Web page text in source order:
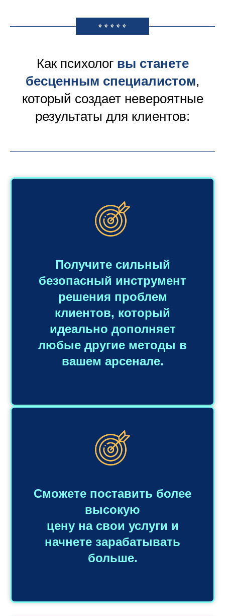
✧✧✧✧✧
Как психолог вы станете
бесценным специалистом,
который создает невероятные
результаты для клиентов:
Получите сильный
безопасный инструмент
решения проблем
клиентов, который
идеально дополняет
любые другие методы в
вашем арсенале.
Сможете поставить более
высокую
цену на свои услуги и
начнете зарабатывать
больше.